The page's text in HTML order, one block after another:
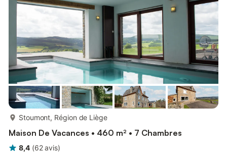
Stoumont, Région de Liège
Maison De Vacances • 460 m² • 7 Chambres
8,4 (62 avis)